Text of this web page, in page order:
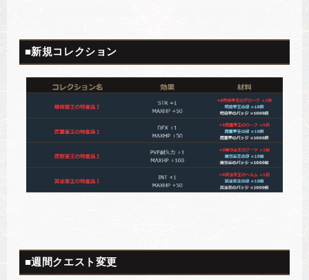
■新規コレクション
■週間クエスト変更